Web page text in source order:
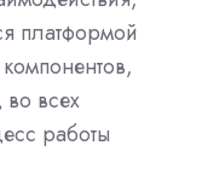
платформой
всех
работы